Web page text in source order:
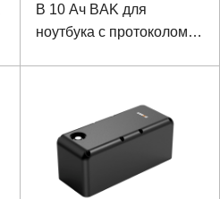
В 10 Ач BAK для
ноутбука с протоколом